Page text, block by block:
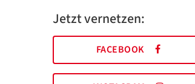
Jetzt vernetzen:
FACEBOOK